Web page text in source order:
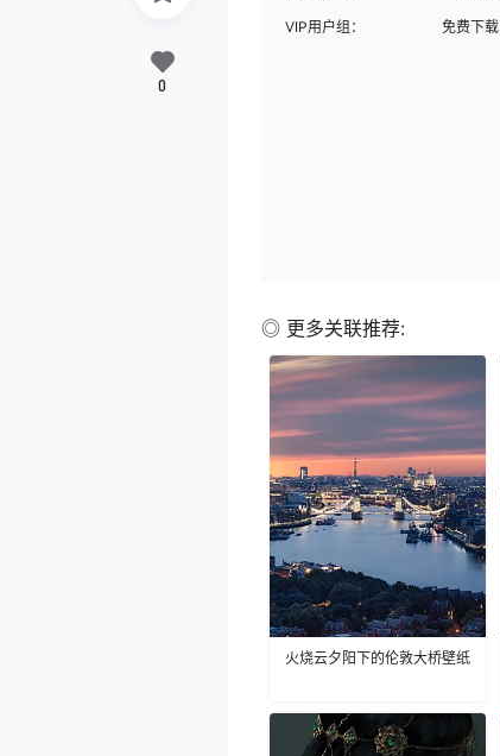
VIP用户组： 免费下载
◎ 更多关联推荐:
火烧云夕阳下的伦敦大桥壁纸
0